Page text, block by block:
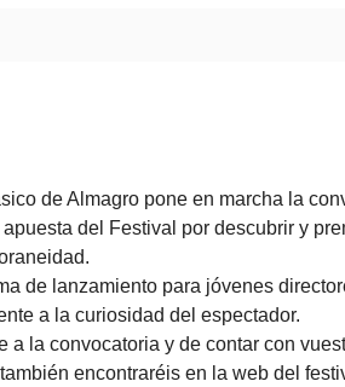
de Almagro pone en marcha la
del Festival por descubrir y
de lanzamiento para jóvenes
a la curiosidad del espectador.
la convocatoria y de contar con
encontraréis en la web del